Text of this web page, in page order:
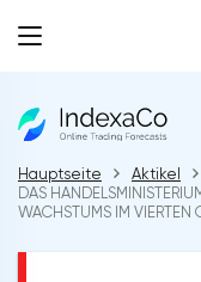
Hauptseite
Aktikel
DAS
WACHSTUMS IM VIERTEN